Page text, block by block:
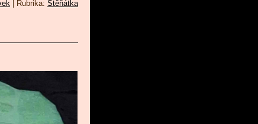
Rubrika: Štěňátka